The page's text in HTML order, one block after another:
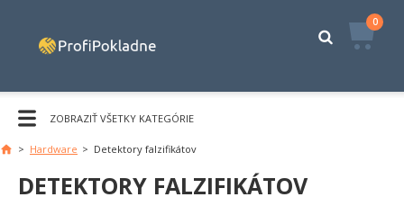
0
ZOBRAZIŤ VŠETKY KATEGÓRIE
> Hardware > Detektory falzifikátov
DETEKTORY FALZIFIKÁTOV